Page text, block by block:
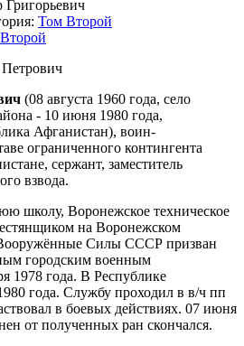
Григорьевич
Том Второй
(08 августа 1960 года, село
- 10 июня 1980 года,
Афганистан), воин-
ограниченного контингента
сержант, заместитель
взвода.
школу, Воронежское техническое
на Воронежском
Силы СССР призван
городским военным
1978 года. В Республике
года. Службу проходил в в/ч пп
в боевых действиях. 07 июня
от полученных ран скончался.